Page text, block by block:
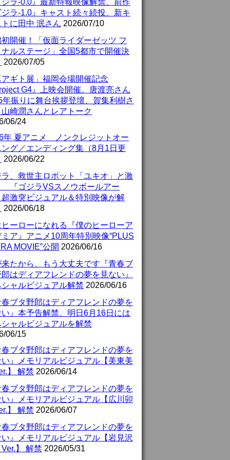
ラ-0.0』最新特報映像解禁、前作
ラ-1.0』キャスト続々続投、新キ
に田中 泯さん 2026/07/10
開催！「仮面ライダーゼッツ フ
ルステージ」全国5都市で開催決
2026/07/05
ギト展」福岡会場開催記念
G4』上映会開催。唐渡亮さん
年振りに舞台挨拶登壇、賀集利樹さ
崎潤さんとレアトーク
06/24
年 夏アニメ ノンクレジットオー
グ／エンディング集（8月1日更
2026/06/22
、救世主ロボット「ユキオ」と激
『ゴジラVSスノウボールアー
激突ビジュアル＆特別映像が解
2026/06/18
ーローになれる『僕のヒーローア
ア』アニメ10周年特別映像“PLUS
MOVIE”公開 2026/06/16
たから、もう大丈夫です『青春ブ
はディアフレンドの夢を見ない』
ャルビジュアル解禁 2026/06/16
ブタ野郎はディアフレンドの夢を
』本予告解禁、明日6月16日には
ャルビジュアルを解禁
06/15
ブタ野郎はディアフレンドの夢を
』メモリアルビジュアル【美東美
】 解禁 2026/06/14
ブタ野郎はディアフレンドの夢を
』メモリアルビジュアル【広川卯
】 解禁 2026/06/07
ブタ野郎はディアフレンドの夢を
』メモリアルビジュアル【岩見沢
】 解禁 2026/05/31